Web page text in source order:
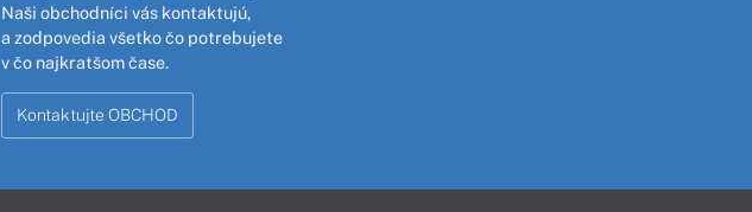
Naši obchodníci vás kontaktujú,
a zodpovedia všetko čo potrebujete
v čo najkratšom čase.
Kontaktujte OBCHOD